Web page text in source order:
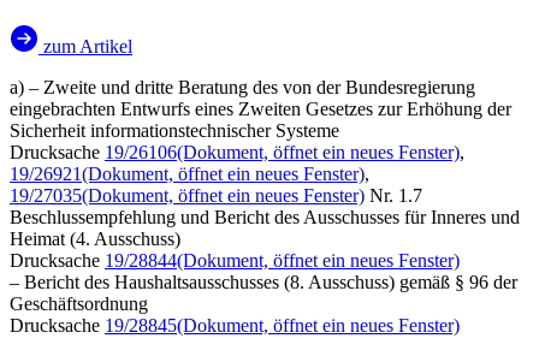
zum Artikel
a) – Zweite und dritte Beratung des von der Bundesregierung
eingebrachten Entwurfs eines Zweiten Gesetzes zur Erhöhung der
Sicherheit informationstechnischer Systeme
Drucksache 19/26106(Dokument, öffnet ein neues Fenster),
19/26921(Dokument, öffnet ein neues Fenster),
19/27035(Dokument, öffnet ein neues Fenster) Nr. 1.7
Beschlussempfehlung und Bericht des Ausschusses für Inneres und
Heimat (4. Ausschuss)
Drucksache 19/28844(Dokument, öffnet ein neues Fenster)
– Bericht des Haushaltsausschusses (8. Ausschuss) gemäß § 96 der
Geschäftsordnung
Drucksache 19/28845(Dokument, öffnet ein neues Fenster)